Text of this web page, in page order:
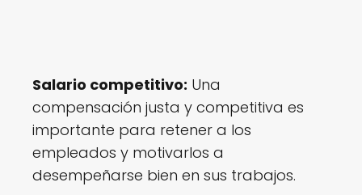
Salario competitivo: Una
compensación justa y competitiva es
importante para retener a los
empleados y motivarlos a
desempeñarse bien en sus trabajos.